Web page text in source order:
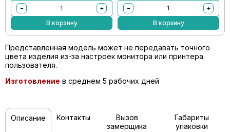
−
+
В корзину
−
+
В корзину
Представленная модель может не передавать точного
цвета изделия из-за настроек монитора или принтера
пользователя.
Изготовление в среднем 5 рабочих дней
Описание Контакты
Вызов
замерщика
Габариты
упаковки